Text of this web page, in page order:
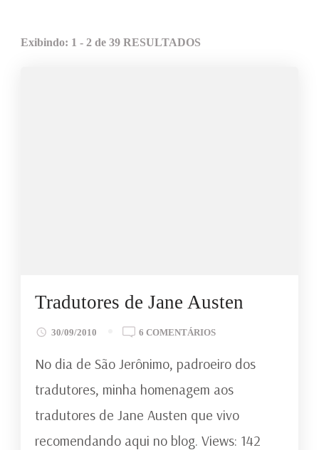
Exibindo: 1 - 2 de 39 RESULTADOS
Tradutores de Jane Austen
30/09/2010 6 COMENTÁRIOSEM
DE
AUSTEN
No dia de São Jerônimo, padroeiro dos
tradutores, minha homenagem aos
tradutores de Jane Austen que vivo
recomendando aqui no blog. Views: 142